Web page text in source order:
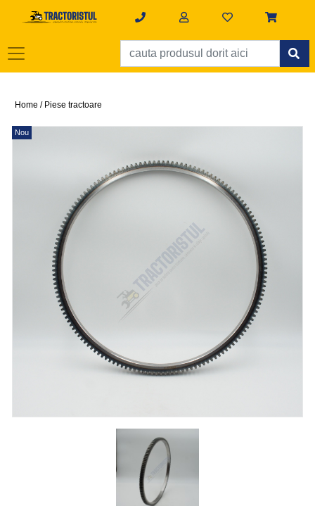
Home / Piese tractoare
Nou